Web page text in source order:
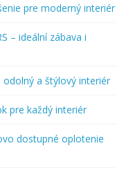
pre moderný interiér
– ideální zábava i
odolný a štýlový interiér
pre každý interiér
dostupné oplotenie